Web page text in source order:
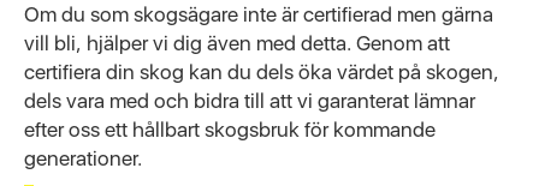
Om du som skogsägare inte är certifierad men gärna
vill bli, hjälper vi dig även med detta. Genom att
certifiera din skog kan du dels öka värdet på skogen,
dels vara med och bidra till att vi garanterat lämnar
efter oss ett hållbart skogsbruk för kommande
generationer.